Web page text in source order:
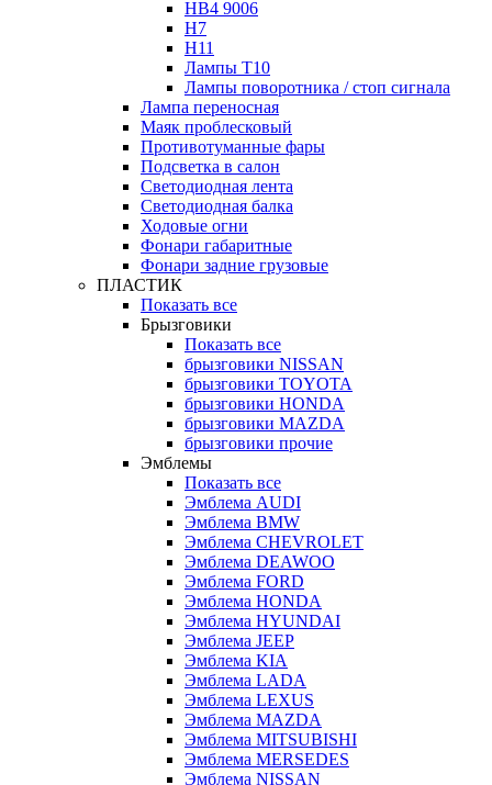
HB4 9006
H7
H11
Лампы Т10
Лампы поворотника / стоп сигнала
Лампа переносная
Маяк проблесковый
Противотуманные фары
Подсветка в салон
Светодиодная лента
Светодиодная балка
Ходовые огни
Фонари габаритные
Фонари задние грузовые
ПЛАСТИК
Показать все
Брызговики
Показать все
брызговики NISSAN
брызговики TOYOTA
брызговики HONDA
брызговики MAZDA
брызговики прочие
Эмблемы
Показать все
Эмблема AUDI
Эмблема BMW
Эмблема CHEVROLET
Эмблема DEAWOO
Эмблема FORD
Эмблема HONDA
Эмблема HYUNDAI
Эмблема JEEP
Эмблема KIA
Эмблема LADA
Эмблема LEXUS
Эмблема MAZDA
Эмблема MITSUBISHI
Эмблема MERSEDES
Эмблема NISSAN